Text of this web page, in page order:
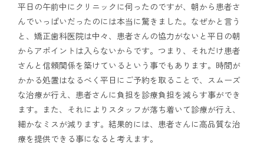
矯正歯科治療について役立つ情報を配信中
平日の午前中にクリニックに伺ったのですが、朝から患者さ
んでいっぱいだったのには本当に驚きました。なぜかと言う
と、矯正歯科医院は中々、患者さんの協力がないと平日の朝
からアポイントは入らないからです。つまり、それだけ患者
さんと信頼関係を築けているという事でもあります。時間が
かかる処置はなるべく平日にご予約を取ることで、スムーズ
な治療が行え、患者さんに負担を診療負担を減らす事ができ
ます。また、それによりスタッフが落ち着いて診療が行え、
細かなミスが減ります。結果的には、患者さんに高品質な治
療を提供できる事になると考えます。